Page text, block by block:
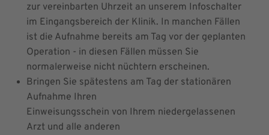
zur vereinbarten Uhrzeit an unserem Infoschalter
im Eingangsbereich der Klinik. In manchen Fällen
ist die Aufnahme bereits am Tag vor der geplanten
Operation - in diesen Fällen müssen Sie
normalerweise nicht nüchtern erscheinen.
Bringen Sie spätestens am Tag der stationären
Aufnahme Ihren
Einweisungsschein von Ihrem niedergelassenen
Arzt und alle anderen